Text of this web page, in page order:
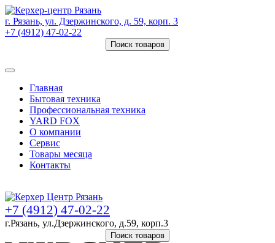
г. Рязань, ул. Дзержинского, д. 59, корп. 3
+7 (4912) 47-02-22
Поиск товаров
Главная
Бытовая техника
Профессиональная техника
YARD FOX
О компании
Сервис
Товары месяца
Контакты
+7 (4912) 47-02-22
г.Рязань, ул.Дзержинского, д.59, корп.3
Поиск товаров